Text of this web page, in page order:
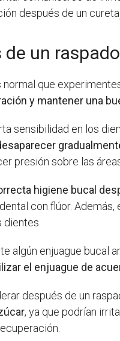
después de un
de un
que
y mantener una
sensibilidad en los
presión sobre las
higiene bucal
con flúor.
algún enjuague bucal
el enjuague de
después de un
, ya que podrían